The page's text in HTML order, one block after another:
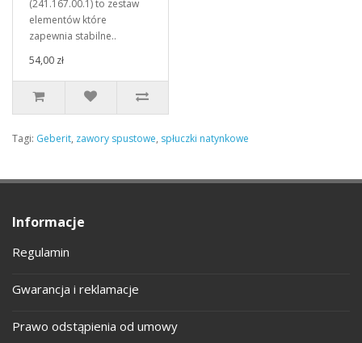
(241.167.00.1) to zestaw
elementów które
zapewnia stabilne..
54,00 zł
Tagi: Geberit, zawory spustowe, spłuczki natynkowe
Informacje
Regulamin
Gwarancja i reklamacje
Prawo odstąpienia od umowy